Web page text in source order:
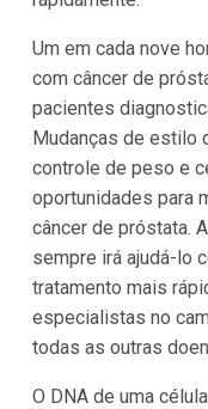
Um em cada nove
com câncer de
pacientes
Mudanças de estilo
controle de peso e
oportunidades para
câncer de próstata.
sempre irá ajudá-lo
tratamento mais
especialistas no
todas as outras
O DNA de uma